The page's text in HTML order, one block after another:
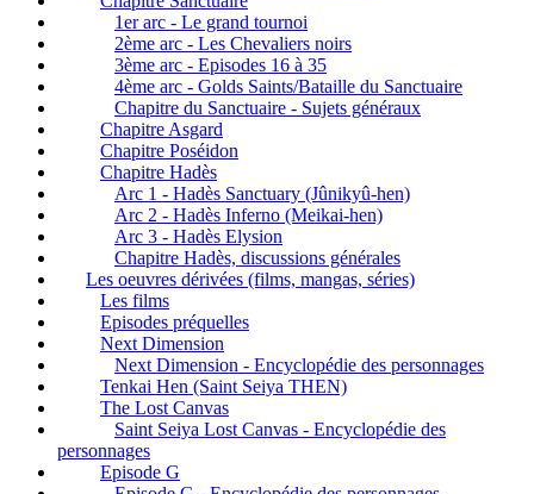
1er arc - Le grand tournoi
2ème arc - Les Chevaliers noirs
3ème arc - Episodes 16 à 35
4ème arc - Golds Saints/Bataille du Sanctuaire
Chapitre du Sanctuaire - Sujets généraux
Chapitre Asgard
Chapitre Poséidon
Chapitre Hadès
Arc 1 - Hadès Sanctuary (Jûnikyû-hen)
Arc 2 - Hadès Inferno (Meikai-hen)
Arc 3 - Hadès Elysion
Chapitre Hadès, discussions générales
Les oeuvres dérivées (films, mangas, séries)
Les films
Episodes préquelles
Next Dimension
Next Dimension - Encyclopédie des personnages
Tenkai Hen (Saint Seiya THEN)
The Lost Canvas
Saint Seiya Lost Canvas - Encyclopédie des
personnages
Episode G